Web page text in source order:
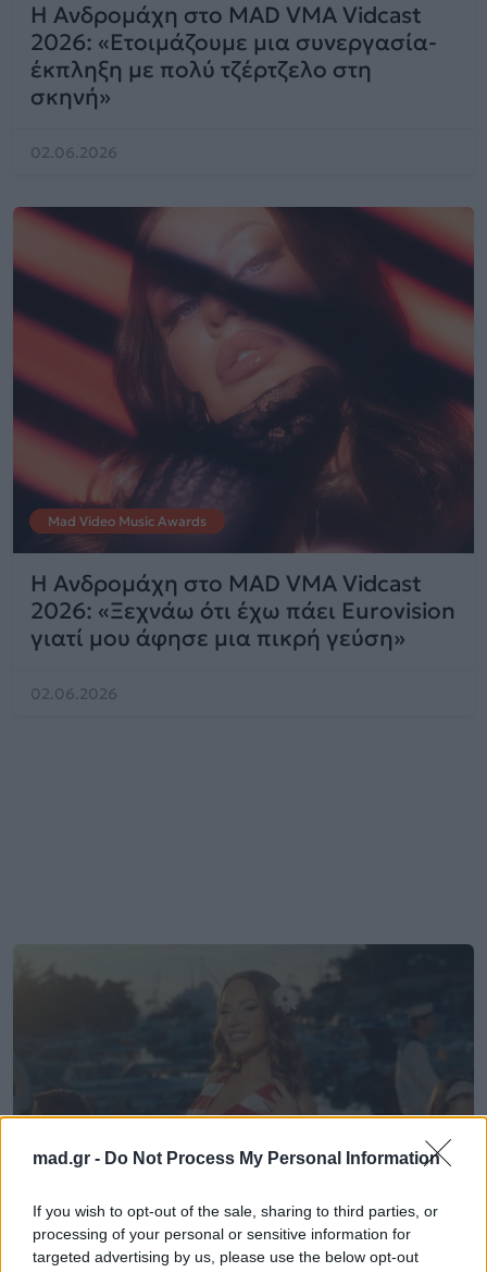
mad.gr - Do Not Process My Personal Information
If you wish to opt-out of the sale, sharing to third parties, or
processing of your personal or sensitive information for
targeted advertising by us, please use the below opt-out
Η Ανδρομάχη στο MAD VMA Vidcast
2026: «Ετοιμάζουμε μια συνεργασία-
έκπληξη με πολύ τζέρτζελο στη
σκηνή»
02.06.2026
Mad Video Music Awards
Η Ανδρομάχη στο MAD VMA Vidcast
2026: «Ξεχνάω ότι έχω πάει Eurovision
γιατί μου άφησε μια πικρή γεύση»
02.06.2026
Μουσικά Νέα